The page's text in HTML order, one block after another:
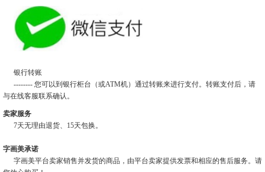
银行转账
-------- 您可以到银行柜台（或ATM机）通过转账来进行支付。转账支付后，请
与在线客服联系确认。
卖家服务
7天无理由退货、15天包换。
字画美承诺
字画美平台卖家销售并发货的商品，由平台卖家提供发票和相应的售后服务。请